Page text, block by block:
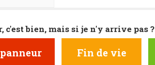
c'est bien, mais si je n'y arrive pas ?
Fin de vie